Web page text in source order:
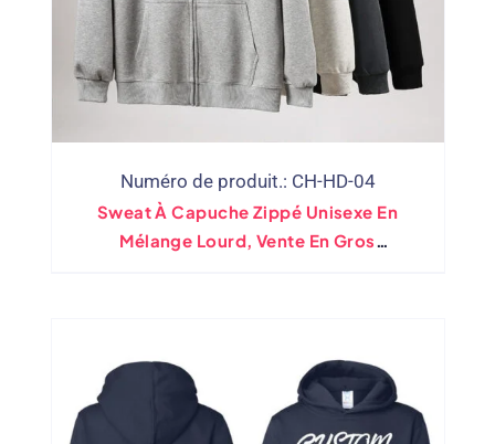
Numéro de produit.: CH-HD-04
Sweat À Capuche Zippé Unisexe En
Mélange Lourd, Vente En Gros